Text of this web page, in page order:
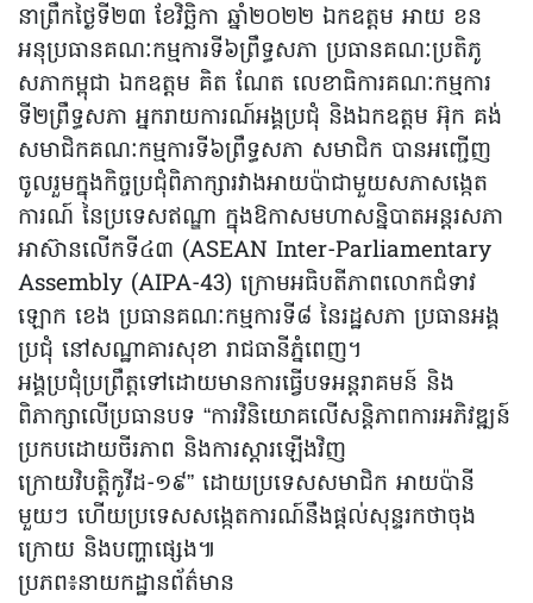
នាព្រឹកថ្ងៃទី២៣ ខែវិច្ឆិកា ឆ្នាំ២០២២ ឯកឧត្តម អាយ ខន
អនុប្រធានគណៈកម្មការទី៦ព្រឹទ្ធសភា ប្រធានគណៈប្រតិភូ
សភាកម្ពុជា ឯកឧត្តម គិត ណែត លេខាធិការគណៈកម្មការ
ទី២ព្រឹទ្ធសភា អ្នករាយការណ៍អង្គប្រជុំ និងឯកឧត្តម អ៊ុក គង់
សមាជិកគណៈកម្មការទី៦ព្រឹទ្ធសភា សមាជិក បានអញ្ជើញ
ចូលរួមក្នុងកិច្ចប្រជុំពិភាក្សារវាងអាយប៉ាជាមួយសភាសង្កេត
ការណ៍ នៃប្រទេសឥណ្ឌា ក្នុងឱកាសមហាសន្និបាតអន្តរសភា
អាស៊ានលើកទី៤៣ (ASEAN Inter-Parliamentary
Assembly (AIPA-43) ក្រោមអធិបតីភាពលោកជំទាវ
ឡោក ខេង ប្រធានគណៈកម្មការទី៨ នៃរដ្ឋសភា ប្រធានអង្គ
ប្រជុំ នៅសណ្ឋាគារសុខា រាជធានីភ្នំពេញ។
អង្គប្រជុំប្រព្រឹត្តទៅដោយមានការធ្វើបទអន្តរាគមន៍ និង
ពិភាក្សាលើប្រធានបទ “ការវិនិយោគលើសន្តិភាពការអភិវឌ្ឍន៍
ប្រកបដោយចីរភាព និងការស្ដារឡើងវិញ
ក្រោយវិបត្តិកូវីដ-១៩” ដោយប្រទេសសមាជិក អាយប៉ានី
មួយៗ ហើយប្រទេសសង្កេតការណ៍នឹងផ្តល់សុន្ទរកថាចុង
ក្រោយ និងបញ្ហាផ្សេង៕
ប្រភព៖នាយកដ្ឋានព័ត៌មាន